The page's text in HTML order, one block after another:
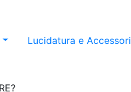
Lucidatura e Accessori